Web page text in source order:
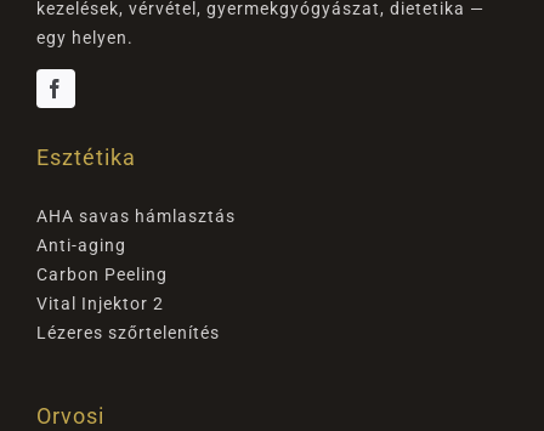
kezelések, vérvétel, gyermekgyógyászat, dietetika —
egy helyen.
Esztétika
AHA savas hámlasztás
Anti-aging
Carbon Peeling
Vital Injektor 2
Lézeres szőrtelenítés
Orvosi